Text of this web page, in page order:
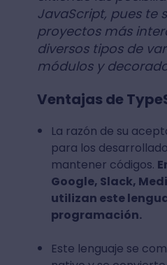
JavaScript, pues te
proyectos más
diversos tipos de
módulos y
Ventajas de
La razón de su
para los
mantener códigos.
Google, Slack,
utilizan este
programación.
Este lenguaje se